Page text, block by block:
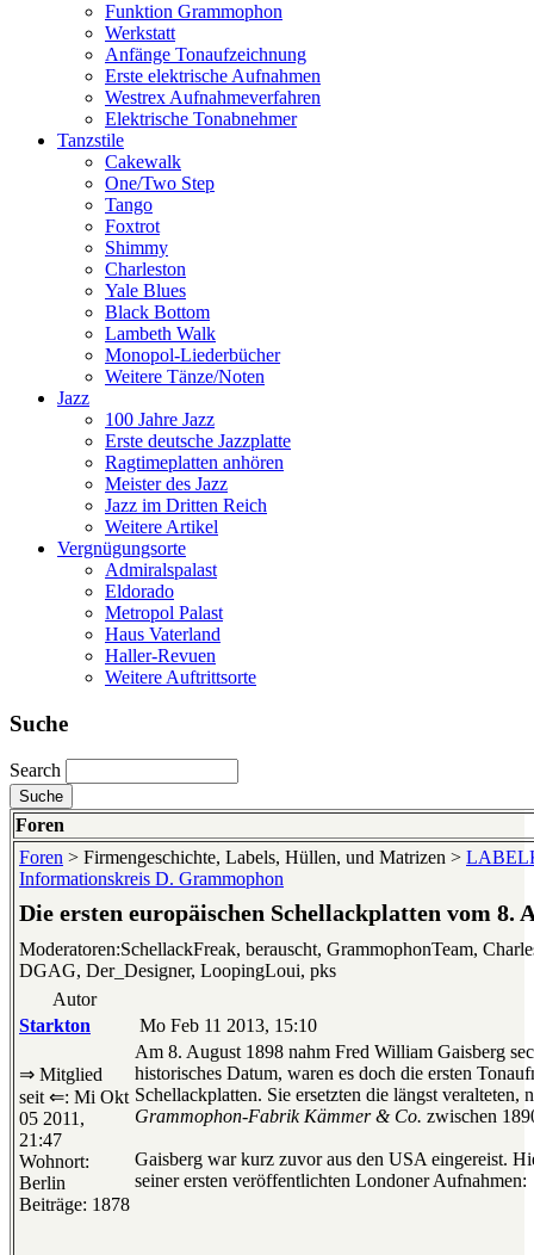
Funktion Grammophon
Werkstatt
Anfänge Tonaufzeichnung
Erste elektrische Aufnahmen
Westrex Aufnahmeverfahren
Elektrische Tonabnehmer
Tanzstile
Cakewalk
One/Two Step
Tango
Foxtrot
Shimmy
Charleston
Yale Blues
Black Bottom
Lambeth Walk
Monopol-Liederbücher
Weitere Tänze/Noten
Jazz
100 Jahre Jazz
Erste deutsche Jazzplatte
Ragtimeplatten anhören
Meister des Jazz
Jazz im Dritten Reich
Weitere Artikel
Vergnügungsorte
Admiralspalast
Eldorado
Metropol Palast
Haus Vaterland
Haller-Revuen
Weitere Auftrittsorte
Suche
Search
Foren
Foren > Firmengeschichte, Labels, Hüllen, und Matrizen >
Informationskreis D. Grammophon
Die ersten europäischen Schellackplatten vom 8.
Moderatoren:SchellackFreak, berauscht, GrammophonTeam,
DGAG, Der_Designer, LoopingLoui, pks
Autor
Starkton
Mo Feb 11 2013, 15:10
⇒ Mitglied
seit ⇐: Mi Okt
05 2011,
21:47
Wohnort:
Berlin
Beiträge: 1878
Am 8. August 1898 nahm Fred William Gaisberg
historisches Datum, waren es doch die ersten
Schellackplatten. Sie ersetzten die längst
Grammophon-Fabrik Kämmer & Co. zwischen
Gaisberg war kurz zuvor aus den USA eingereist.
seiner ersten veröffentlichten Londoner Aufnahmen: